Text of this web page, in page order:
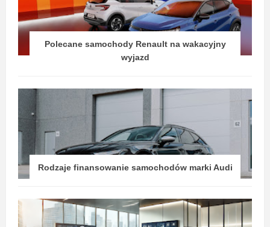
Polecane samochody Renault na wakacyjny
wyjazd
Rodzaje finansowanie samochodów marki Audi